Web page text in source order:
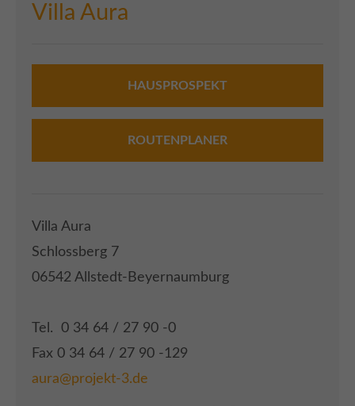
About us
Aenean commodo ligula eget dolor. Aenean
massa. Cum sociis natoque penatibus et magnis
Villa Aura
HAUSPROSPEKT
ROUTENPLANER
Villa Aura
Schlossberg 7
06542 Allstedt-Beyernaumburg
Tel. 0 34 64 / 27 90 -0
Fax 0 34 64 / 27 90 -129
aura@projekt-3.de